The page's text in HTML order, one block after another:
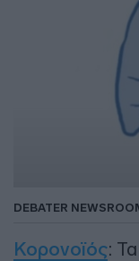
DEBATER
Κορονοϊός: